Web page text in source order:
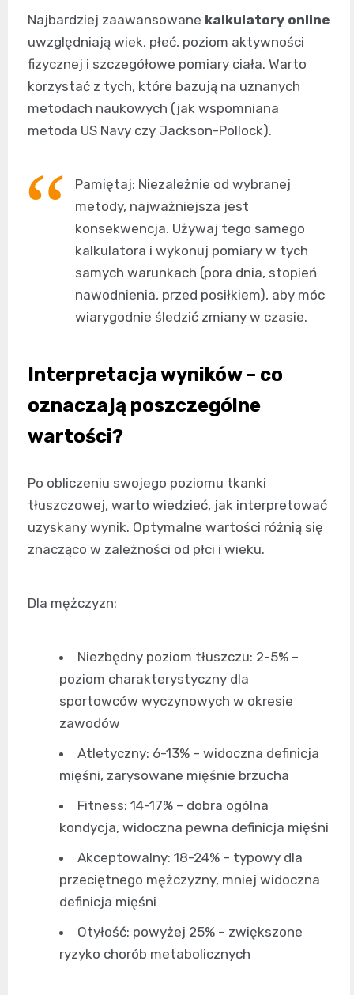
Najbardziej zaawansowane kalkulatory online
uwzględniają wiek, płeć, poziom aktywności
fizycznej i szczegółowe pomiary ciała. Warto
korzystać z tych, które bazują na uznanych
metodach naukowych (jak wspomniana
metoda US Navy czy Jackson-Pollock).
Pamiętaj: Niezależnie od wybranej
metody, najważniejsza jest
konsekwencja. Używaj tego samego
kalkulatora i wykonuj pomiary w tych
samych warunkach (pora dnia, stopień
nawodnienia, przed posiłkiem), aby móc
wiarygodnie śledzić zmiany w czasie.
Interpretacja wyników – co
oznaczają poszczególne
wartości?
Po obliczeniu swojego poziomu tkanki
tłuszczowej, warto wiedzieć, jak interpretować
uzyskany wynik. Optymalne wartości różnią się
znacząco w zależności od płci i wieku.
Dla mężczyzn:
Niezbędny poziom tłuszczu: 2-5% –
poziom charakterystyczny dla
sportowców wyczynowych w okresie
zawodów
Atletyczny: 6-13% – widoczna definicja
mięśni, zarysowane mięśnie brzucha
Fitness: 14-17% – dobra ogólna
kondycja, widoczna pewna definicja mięśni
Akceptowalny: 18-24% – typowy dla
przeciętnego mężczyzny, mniej widoczna
definicja mięśni
Otyłość: powyżej 25% – zwiększone
ryzyko chorób metabolicznych